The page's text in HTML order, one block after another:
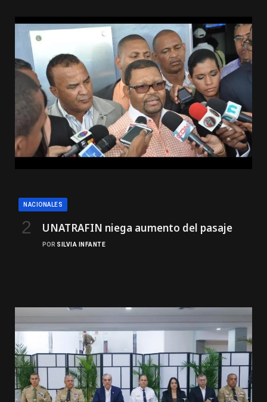
NACIONALES
UNATRAFIN niega aumento del pasaje
POR SILVIA INFANTE